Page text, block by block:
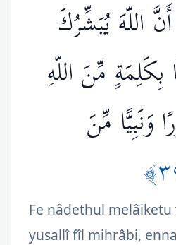
اللّهَ يُبَشِّرُكَ
مِّنَ اللّهِ
وَنَبِيًّا مِّنَ
Fe nâdethul
yusallî fîl mihrâbi,